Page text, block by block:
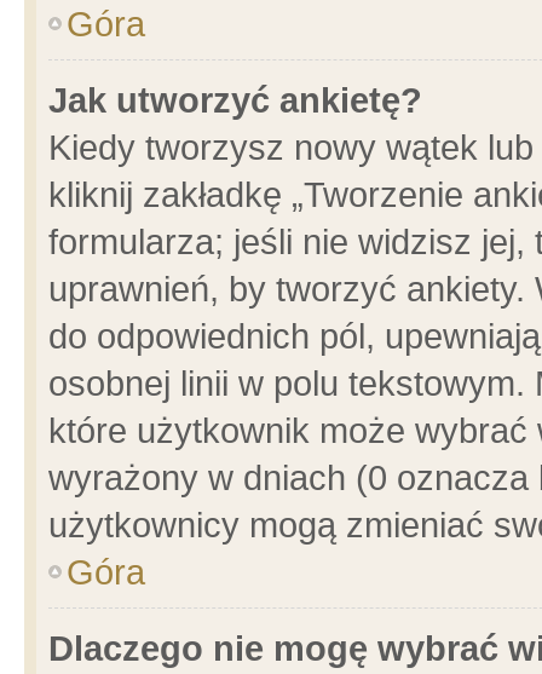
Góra
Jak utworzyć ankietę?
Kiedy tworzysz nowy wątek
kliknij zakładkę „Tworzenie
formularza; jeśli nie widzisz
uprawnień, by tworzyć ankiety.
do odpowiednich pól,
osobnej linii w polu
które użytkownik może
wyrażony w dniach (0
użytkownicy mogą zmieniać
Góra
Dlaczego nie mogę wybrać